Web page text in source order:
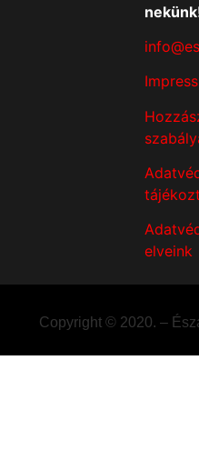
elveink
Copyright © 2020. –